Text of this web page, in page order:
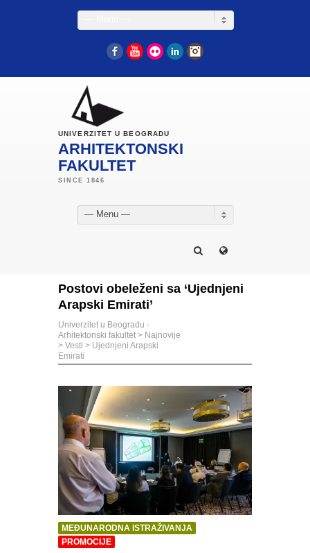
FacebookYouTube
Flickr LinkedIn
UNIVERZITET U BEOGRADU
ARHITEKTONSKI
FAKULTET
— Menu —
Postovi obeleženi sa ‘Ujednjeni
Arapski Emirati’
Univerzitet u Beogradu -
Arhitektonski fakultet > Najnovije
> Vesti > Ujednjeni Arapski
Emirati
MEĐUNARODNA ISTRAŽIVANJA
PROMOCIJE